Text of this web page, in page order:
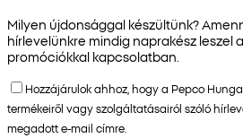
Milyen újdonsággal készültünk?
hírlevelünkre mindig naprakész leszel
promóciókkal kapcsolatban.
Hozzájárulok ahhoz, hogy a Pepco
termékeiről vagy szolgáltatásairól szóló
megadott e-mail címre.